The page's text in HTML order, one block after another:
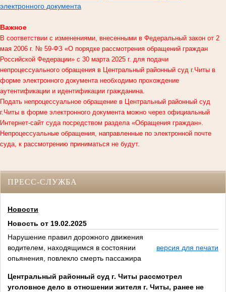
электронного документа
Важное
В соответствии с изменениями, внесенными в Федеральный закон от 2
мая 2006 г. № 59-ФЗ «О порядке рассмотрения обращений граждан
Российской Федерации» с 30 марта 2025 г. для подачи
непроцессуального обращения в Центральный районный суд г.Читы в
форме электронного документа необходимо прохождение
аутентификации и идентификации гражданина.
Подать непроцессуальное обращение в Центральный районный суд
г.Читы в форме электронного документа можно через официальный
Интернет-сайт суда посредством раздела «Обращения граждан».
Непроцессуальные обращения, направленные по электронной почте
суда, к рассмотрению приниматься не будут.
ПРЕСС-СЛУЖБА
Новости
Новость от 19.02.2025
Нарушение правил дорожного движения
водителем, находящимся в состоянии
опьянения, повлекло смерть пассажира
версия для печати
Центральный районный суд г. Читы рассмотрел
уголовное дело в отношении жителя г. Читы, ранее не